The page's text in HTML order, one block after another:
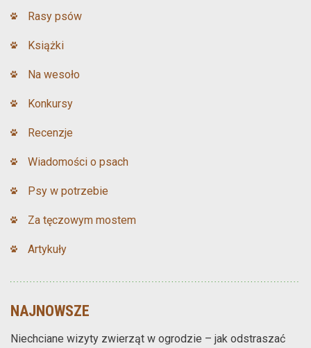
Rasy psów
Książki
Na wesoło
Konkursy
Recenzje
Wiadomości o psach
Psy w potrzebie
Za tęczowym mostem
Artykuły
NAJNOWSZE
Niechciane wizyty zwierząt w ogrodzie – jak odstraszać